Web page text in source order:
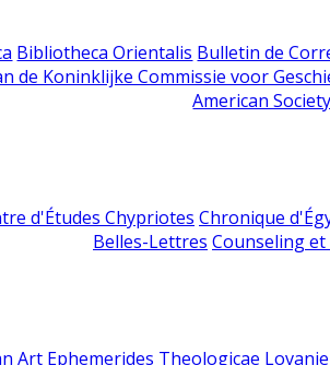
Bibliotheca Orientalis Bulletin de
de Koninklijke Commissie voor
American
d'Études Chypriotes Chronique
Belles-Lettres Counseling
Art Ephemerides Theologicae